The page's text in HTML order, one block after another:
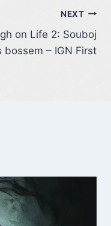
NEXT
on Life 2: Souboj
bossem – IGN First